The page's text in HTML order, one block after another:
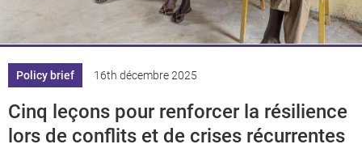
Policy brief 16th décembre 2025
Cinq leçons pour renforcer la résilience
lors de conflits et de crises récurrentes